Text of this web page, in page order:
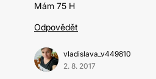
Mám 75 H
Odpovědět
vladislava_v449810
2. 8. 2017